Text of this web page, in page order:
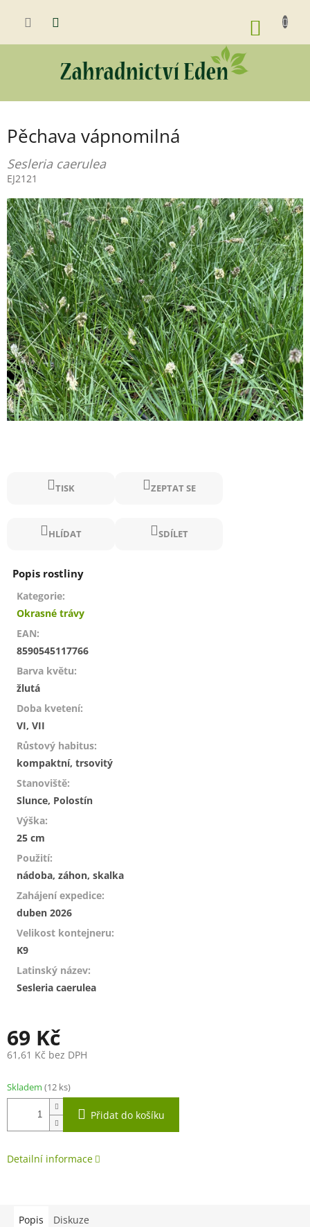
KOŠÍK
Pěchava vápnomilná
Sesleria caerulea
EJ2121
TISK ZEPTAT SE
HLÍDAT SDÍLET
Kategorie:
Okrasné trávy
EAN:
8590545117766
Barva květu:
žlutá
Doba kvetení:
VI, VII
Růstový habitus:
kompaktní, trsovitý
Stanoviště:
Slunce, Polostín
Výška:
25 cm
Použití:
nádoba, záhon, skalka
Zahájení expedice:
duben 2026
Velikost kontejneru:
K9
Latinský název:
Sesleria caerulea
69 Kč
61,61 Kč bez DPH
cena:
Skladem (12 ks)
Přidat do košíku
Detailní informace
Popis Diskuze